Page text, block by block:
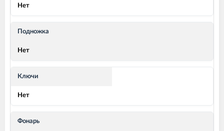
Нет
Подножка
Нет
Ключи
Нет
Фонарь